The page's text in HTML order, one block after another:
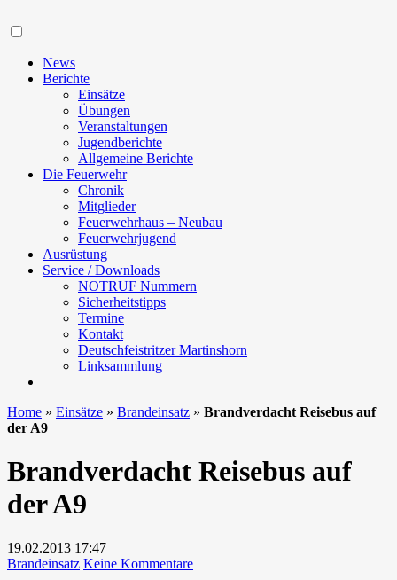
News
Berichte
Einsätze
Übungen
Veranstaltungen
Jugendberichte
Allgemeine Berichte
Die Feuerwehr
Chronik
Mitglieder
Feuerwehrhaus – Neubau
Feuerwehrjugend
Ausrüstung
Service / Downloads
NOTRUF Nummern
Sicherheitstipps
Termine
Kontakt
Deutschfeistritzer Martinshorn
Linksammlung
Home » Einsätze » Brandeinsatz » Brandverdacht Reisebus auf
der A9
Brandverdacht Reisebus auf
der A9
19.02.2013 17:47
Brandeinsatz Keine Kommentarezu